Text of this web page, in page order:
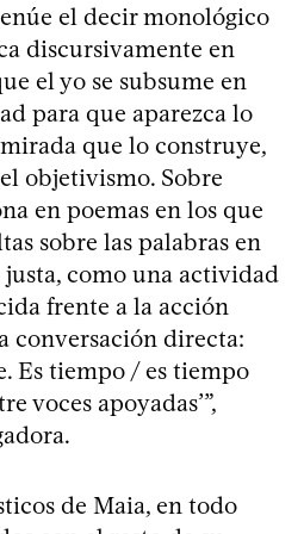
el decir monológico
discursivamente en
el yo se subsume en
para que aparezca lo
que lo construye,
objetivismo. Sobre
en poemas en los que
sobre las palabras en
como una actividad
frente a la acción
conversación directa:
Es tiempo / es tiempo
voces apoyadas’”,
de Maia, en todo